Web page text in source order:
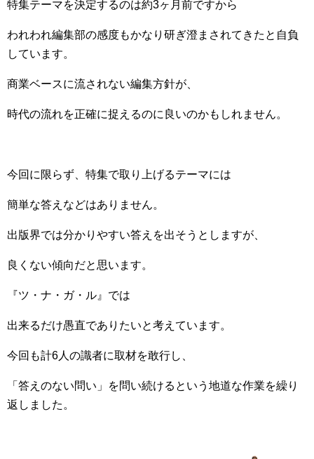
特集テーマを決定するのは約3ヶ月前ですから
われわれ編集部の感度もかなり研ぎ澄まされてきたと自負
しています。
商業ベースに流されない編集方針が、
時代の流れを正確に捉えるのに良いのかもしれません。
今回に限らず、特集で取り上げるテーマには
簡単な答えなどはありません。
出版界では分かりやすい答えを出そうとしますが、
良くない傾向だと思います。
『ツ・ナ・ガ・ル』では
出来るだけ愚直でありたいと考えています。
今回も計6人の識者に取材を敢行し、
「答えのない問い」を問い続けるという地道な作業を繰り
返しました。